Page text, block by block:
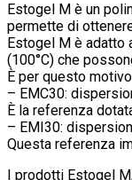
Estogel M è un
permette di
Estogel M è adatto
(100°C) che
È per questo
– EMC30:
È la referenza
– EMI30:
Questa referenza
I prodotti Estogel